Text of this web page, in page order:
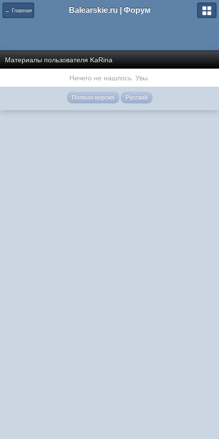
← Главная Balearskie.ru | Форум
Материалы пользователя KaRina
Ничего не нашлось. Увы.
Полная версия Русский